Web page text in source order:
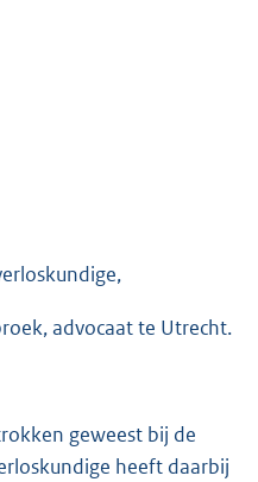
advocaat te Utrecht.
geweest bij de
heeft daarbij